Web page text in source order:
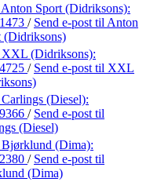
Sport (Didriksons):
/ Send e-post til Anton
(Didriksons)
(Didriksons):
/ Send e-post til XXL
(Diesel):
/ Send e-post til
(Diesel)
(Dima):
/ Send e-post til
(Dima)